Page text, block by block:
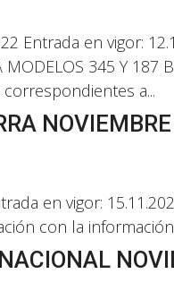
Entrada en vigor:
345 Y 187
a...
en vigor:
con la